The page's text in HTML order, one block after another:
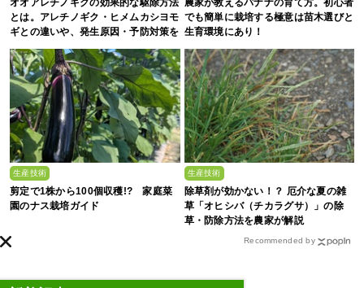
オオアレチノギクの効果的な駆除方法
とは。アレチノギク・ヒメムカシヨモ
ギとの違いや、発生原因・予防対策を
解説
農家が教えるバナナの育て方。初心者
でも簡単に栽培する極意は苗木選びと
生育環境にあり！
生産技術
剪定で1株から100個収穫!? 家庭菜
園のナス栽培ガイド
生産技術
除草剤が効かない！？ 厄介な夏の雑
草「オヒシバ（チカラグサ）」の除
草・防除方法を農家が解説
Recommended by